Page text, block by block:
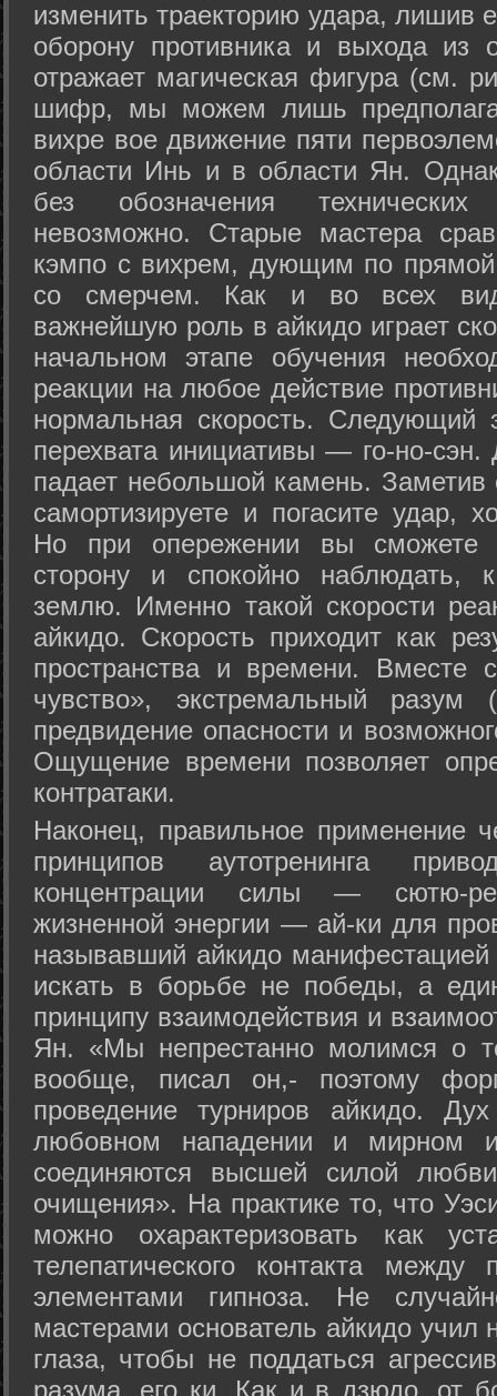
изменить траекторию удара, лишив
оборону противника и выхода из
отражает магическая фигура (см.
шифр, мы можем лишь
вихре вое движение пяти
области Инь и в области Ян.
без обозначения
невозможно. Старые мастера
кэмпо с вихрем, дующим по
со смерчем. Как и во всех
важнейшую роль в айкидо играет
начальном этапе обучения
реакции на любое действие
нормальная скорость.
перехвата инициативы — го-но-
падает небольшой камень.
самортизируете и погасите удар,
Но при опережении вы сможете
сторону и спокойно наблюдать,
землю. Именно такой скорости
айкидо. Скорость приходит как
пространства и времени. Вместе
чувство», экстремальный разум
предвидение опасности и
Ощущение времени позволяет
контратаки.
Наконец, правильное применение
принципов аутотренинга
концентрации силы — сютю-
жизненной энергии — ай-ки для
называвший айкидо
искать в борьбе не победы, а
принципу взаимодействия и
Ян. «Мы непрестанно молимся о
вообще, писал он,- поэтому
проведение турниров айкидо.
любовном нападении и мирном
соединяются высшей силой
очищения». На практике то, что
можно охарактеризовать как
телепатического контакта между
элементами гипноза. Не
мастерами основатель айкидо учил
глаза, чтобы не поддаться
разума, его ки. Как и в дзюдо, от